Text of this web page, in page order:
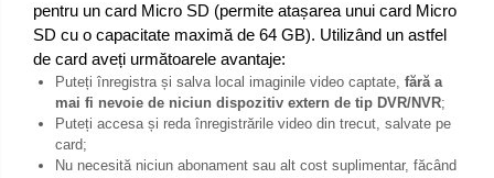
pentru un card Micro SD (permite atașarea unui card Micro
SD cu o capacitate maximă de 64 GB). Utilizând un astfel
de card aveți următoarele avantaje:
Puteți înregistra și salva local imaginile video captate, fără a
mai fi nevoie de niciun dispozitiv extern de tip DVR/NVR;
Puteți accesa și reda înregistrările video din trecut, salvate pe
card;
Nu necesită niciun abonament sau alt cost suplimentar, făcând